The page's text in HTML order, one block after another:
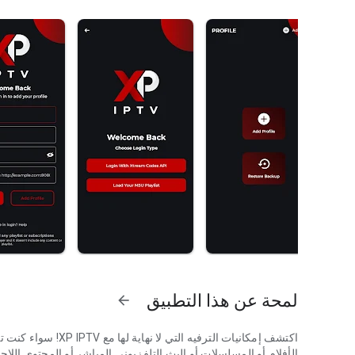
لمحة عن هذا التطبيق arrow_forward
اكتشف إمكانيات الترفيه التي لا نهاية لها مع XP IPTV! سواء كنت تشاهد